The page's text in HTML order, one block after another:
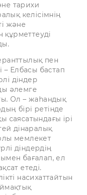
тарихи
келiсiмнiң
және
құрметтеудi
пен
– Елбасы бастап
діндер
әлемге
Ол – жаһандық
бірі ретінде
саясатындағы ірі
дінаралық
мемлекет
діндердің
бағалап, ел
етеді.
насихаттайтын